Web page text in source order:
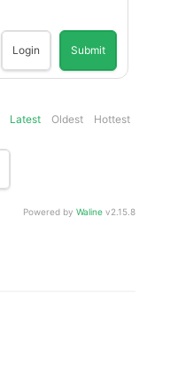
Login Submit
Latest Oldest Hottest
Powered by Waline v2.15.8